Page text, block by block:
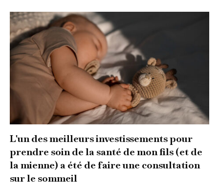
L'un des meilleurs investissements pour
prendre soin de la santé de mon fils (et de
la mienne) a été de faire une consultation
sur le sommeil